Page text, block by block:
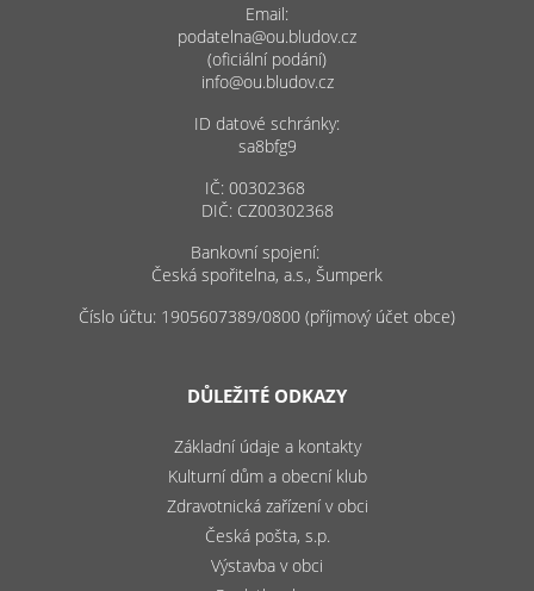
Email:
podatelna@ou.bludov.cz
(oficiální podání)
info@ou.bludov.cz
ID datové schránky:
sa8bfg9
IČ: 00302368
DIČ: CZ00302368
Bankovní spojení:
Česká spořitelna, a.s., Šumperk
Číslo účtu: 1905607389/0800 (příjmový účet obce)
DŮLEŽITÉ ODKAZY
Základní údaje a kontakty
Kulturní dům a obecní klub
Zdravotnická zařízení v obci
Česká pošta, s.p.
Výstavba v obci